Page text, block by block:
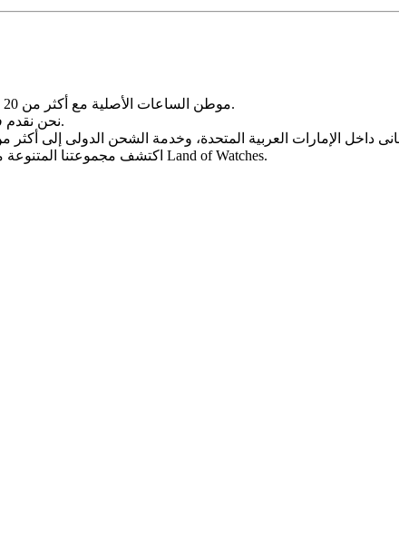
Land of Watches، موطن الساعات الأصلیة مع أکثر من 20 عامًا من الخبرة فی بیع الساعات عبر الإنترنت.
نحنمن أرقى العلامات التجاریة العالمیة.
اکتشف مجموعتنا المتنوعة ، واختر ساعتک المثالیة الیوم من Land of Watches.